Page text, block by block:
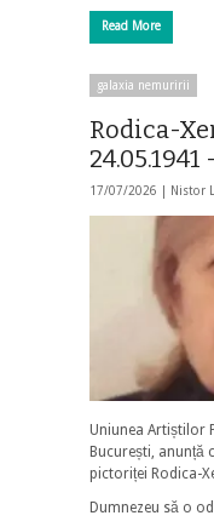
Read More
galaxia nemuririi
Rodica-
24.05.1941
17/07/2026 | Nistor
Uniunea Artiștilor
București, anunță
pictoriței Rodica-
Dumnezeu să o